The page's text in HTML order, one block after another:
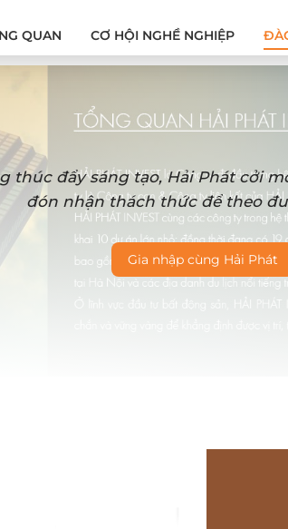
QUAN CƠ HỘI NGHỀ NGHIỆP
thúc đẩy sáng tạo, Hải Phát cởi
đón nhận thách thức để theo
Gia nhập cùng Hải Phát